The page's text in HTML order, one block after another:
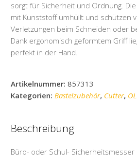
sorgt für Sicherheit und Ordnung.
mit Kunststoff umhüllt und schützen
Verletzungen beim Schneiden oder
Dank ergonomisch geformtem Griff
perfekt in der Hand.
Artikelnummer:857313
Kategorien:Bastelzubehör, Cutter,
Beschreibung
Büro- oder Schul-